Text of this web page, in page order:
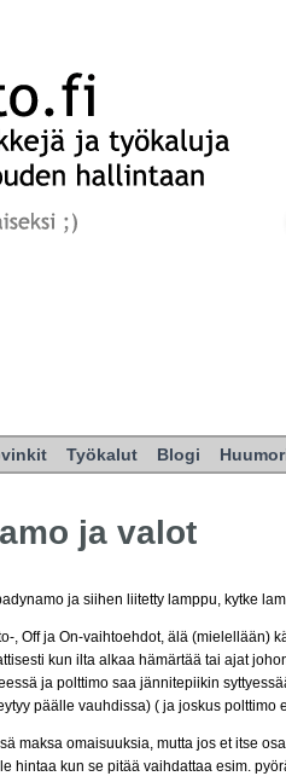
Työkalut Blogi
ja valot
ja siihen liitetty lamppu, kytke
, Off ja On-vaihtoehdot, älä (mielellään)
kun ilta alkaa hämärtää tai ajat
ja polttimo saa jännitepiikin
päälle vauhdissa) ( ja joskus polttimo
maksa omaisuuksia, mutta jos et itse
hintaa kun se pitää vaihdattaa esim.